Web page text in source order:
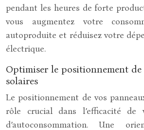
pendant les heures de forte
vous augmentez votre
autoproduite et réduisez votre
électrique.
Optimiser le positionnement de
solaires
Le positionnement de vos
rôle crucial dans l’efficacité de
d’autoconsommation. Une